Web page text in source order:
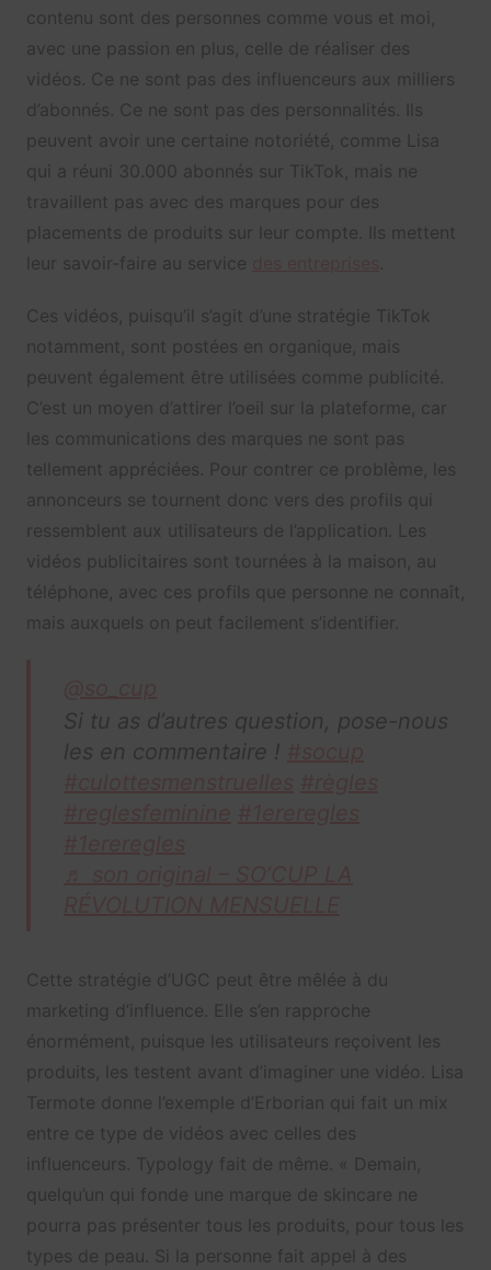
contenu sont des personnes comme vous et moi,
avec une passion en plus, celle de réaliser des
vidéos. Ce ne sont pas des influenceurs aux milliers
d’abonnés. Ce ne sont pas des personnalités. Ils
peuvent avoir une certaine notoriété, comme Lisa
qui a réuni 30.000 abonnés sur TikTok, mais ne
travaillent pas avec des marques pour des
placements de produits sur leur compte. Ils mettent
leur savoir-faire au service
Ces vidéos, puisqu’il s’agit d’une stratégie TikTok
notamment, sont postées en organique, mais
peuvent également être utilisées comme publicité.
C’est un moyen d’attirer l’oeil sur la plateforme, car
les communications des marques ne sont pas
tellement appréciées. Pour contrer ce problème, les
annonceurs se tournent donc vers des profils qui
ressemblent aux utilisateurs de l’application. Les
vidéos publicitaires sont tournées à la maison, au
téléphone, avec ces profils que personne ne connaît,
mais auxquels on peut facilement s’identifier.
Si tu as d’autres question, pose-nous
les en commentaire !
Cette stratégie d’UGC peut être mêlée à du
marketing d’influence. Elle s’en rapproche
énormément, puisque les utilisateurs reçoivent les
produits, les testent avant d’imaginer une vidéo. Lisa
Termote donne l’exemple d’Erborian qui fait un mix
entre ce type de vidéos avec celles des
influenceurs. Typology fait de même. « Demain,
quelqu’un qui fonde une marque de skincare ne
pourra pas présenter tous les produits, pour tous les
types de peau. Si la personne fait appel à des